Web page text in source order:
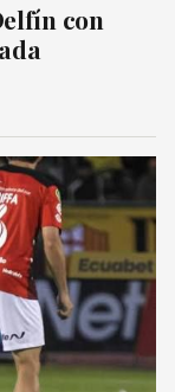
con